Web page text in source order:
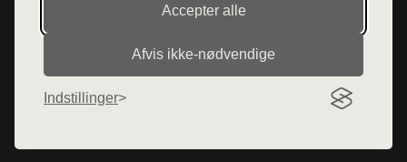
Accepter alle
Afvis ikke‑nødvendige
Indstillinger
Denne side er en del af want.dk, der udgiver en række
hjemmesider med præsentation af forskellige produkter fra
diverse webshops. Der sælges ikke varer fra denne side - vi
henviser til de shops, som sælger varen. Vi har heller ikke
varerne på lager.